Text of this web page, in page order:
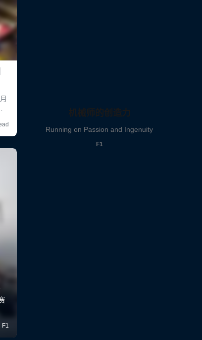
机械师的创造力
Running on Passion and Ingenuity
F1